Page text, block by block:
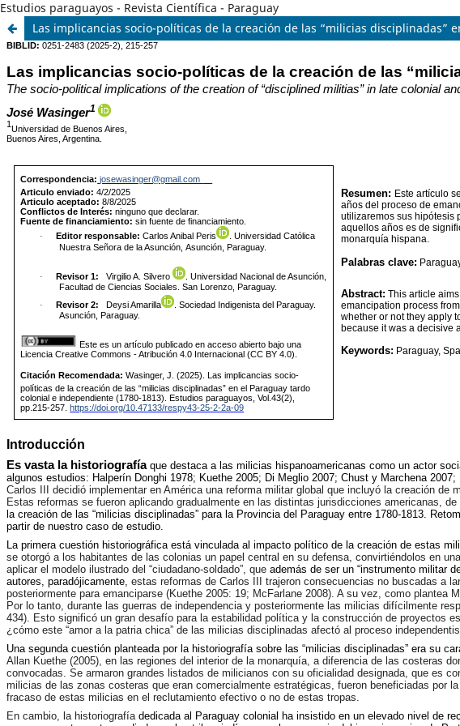
Estudios paraguayos - Revista Científica - Paraguay
Las implicancias socio-políticas de la creación de las “milicias disciplinadas”